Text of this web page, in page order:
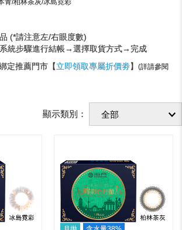
(*請注意左/右眼度數)
統步驟進行結帳→選擇取貨方式→完成
定推薦門市【立即領取專屬折價劵】 (詳請參閱
顯示類別：